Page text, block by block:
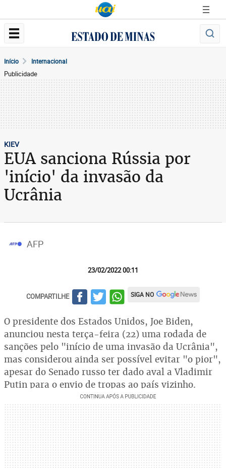
Início Internacional
Publicidade
KIEV
EUA sanciona Rússia por
'início' da invasão da
Ucrânia
AFP
23/02/2022 00:11
COMPARTILHE SIGA NO
O presidente dos Estados Unidos, Joe Biden,
anunciou nesta terça-feira (22) uma rodada de
sanções pelo "início de uma invasão da Ucrânia",
mas considerou ainda ser possível evitar "o pior",
apesar do Senado russo ter dado aval a Vladimir
Putin para o envio de tropas ao país vizinho.